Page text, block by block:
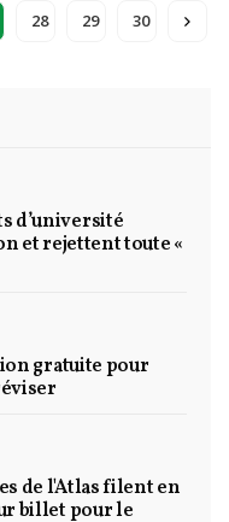
28 29 30
d’université
et rejettent toute «
gratuite pour
de l'Atlas filent en
billet pour le